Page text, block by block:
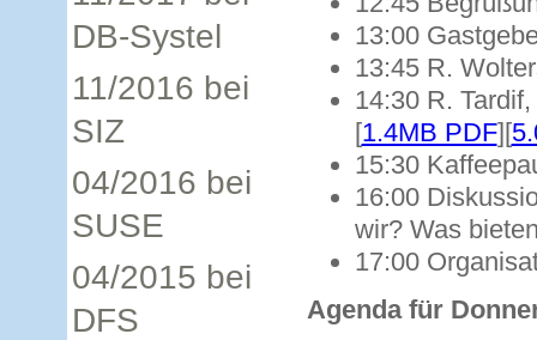
DB-Systel
11/2016 bei
SIZ
04/2016 bei
SUSE
04/2015 bei
DFS
13:00
13:45 R.
14:30 R. Tardif,
[1.4MB PDF][
15:30
16:00
wir? Was
17:00
Agenda für